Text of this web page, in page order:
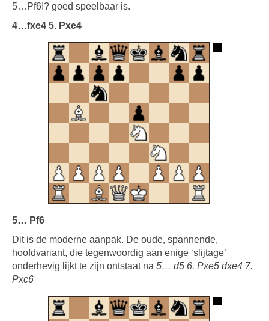
5…Pf6!? goed speelbaar is.
4…fxe4 5. Pxe4
5… Pf6
Dit is de moderne aanpak. De oude, spannende,
hoofdvariant, die tegenwoordig aan enige ‘slijtage’
onderhevig lijkt te zijn ontstaat na 5… d5 6. Pxe5 dxe4 7.
Pxc6